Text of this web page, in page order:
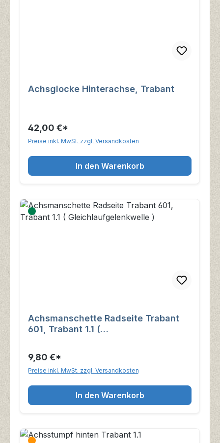
Achsglocke Hinterachse, Trabant
42,00 €*
Preise inkl. MwSt. zzgl. Versandkosten
In den Warenkorb
Achsmanschette Radseite Trabant
601, Trabant 1.1 (
9,80 €*
Preise inkl. MwSt. zzgl. Versandkosten
In den Warenkorb